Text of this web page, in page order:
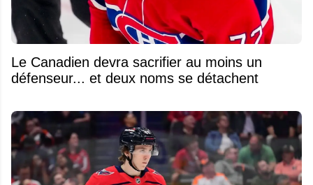
Le Canadien devra sacrifier au moins un
défenseur... et deux noms se détachent